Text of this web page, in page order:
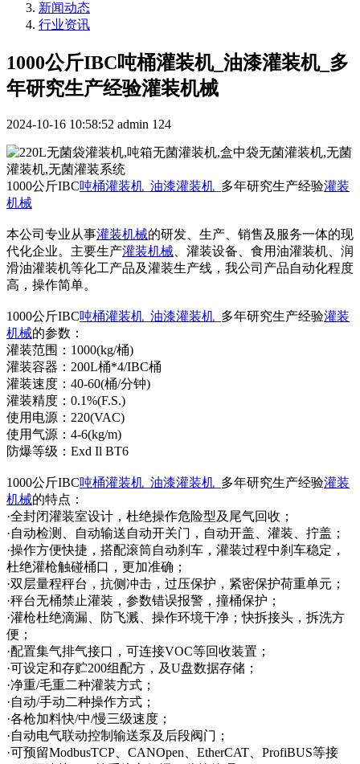
新闻动态
行业资讯
1000公斤IBC吨桶灌装机_油漆灌装机_多
年研究生产经验灌装机械
2024-10-16 10:58:52 admin 124
1000公斤IBC吨桶灌装机 油漆灌装机 _多年研究生产经验灌装
机械
本公司专业从事灌装机械的研发、生产、销售及服务一体的现
代化企业。主要生产灌装机械 、灌装设备、食用油灌装机、润
滑油灌装机等化工产品及灌装生产线，我公司产品自动化程度
高，操作简单。
1000公斤IBC吨桶灌装机 油漆灌装机 _多年研究生产经验灌装
机械的参数：
灌装范围：1000(kg/桶)
灌装容器：200L桶*4/IBC桶
灌装速度：40-60(桶/分钟)
灌装精度：0.1%(F.S.)
使用电源：220(VAC)
使用气源：4-6(kg/m)
防爆等级：Exd Il BT6
1000公斤IBC吨桶灌装机 油漆灌装机 _多年研究生产经验灌装
机械的特点：
·全封闭灌装室设计，杜绝操作危险型及尾气回收；
·自动检测、自动输送自动开关门，自动开盖、灌装、拧盖；
·操作方便快捷，搭配滚筒自动刹车，灌装过程中刹车稳定，
杜绝灌枪触碰桶口，更加准确；
·双层量程秤台，抗侧冲击，过压保护，紧密保护荷重单元；
·秤台无桶禁止灌装，参数错误报警，撞桶保护；
·灌枪杜绝滴漏、防飞溅、操作环境干净；快拆接头，拆洗方
便；
·配置集气排气接口，可连接VOC等回收装置；
·可设定和存贮200组配方，及U盘数据存储；
·净重/毛重二种灌装方式；
·自动/手动二种操作方式；
·各枪加料快/中/慢三级速度；
·自动电气联动控制输送泵及后段阀门；
·可预留ModbusTCP、CANOpen、EtherCAT、ProfiBUS等接